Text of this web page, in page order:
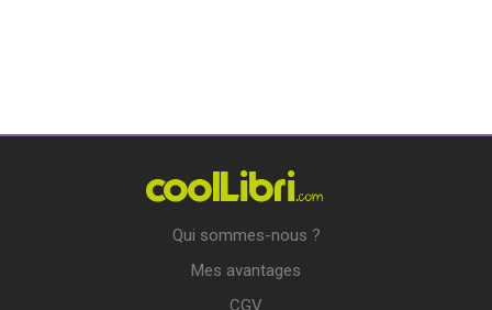
Qui sommes-nous ?
Mes avantages
CGV